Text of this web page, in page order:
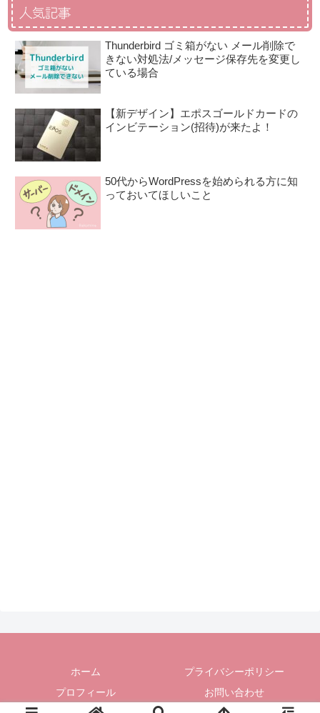
人気記事
Thunderbird ゴミ箱がない メール削除で
きない対処法/メッセージ保存先を変更し
ている場合
【新デザイン】エポスゴールドカードの
インビテーション(招待)が来たよ！
50代からWordPressを始められる方に知
っておいてほしいこと
ホーム
プライバシーポリシー
プロフィール
お問い合わせ